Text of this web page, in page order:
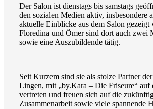
Der Salon ist dienstags bis samstags
den sozialen Medien aktiv, insbesondere
aktuelle Einblicke aus dem Salon gezeigt
Floredina und Ömer sind dort auch zwei
sowie eine Auszubildende tätig.
Seit Kurzem sind sie als stolze Partner
Lingen, mit „by.Kara – Die Friseure“
vertreten und freuen sich auf die
Zusammenarbeit sowie viele spannende